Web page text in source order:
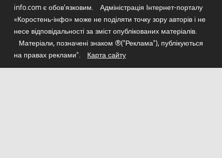
info.com є обов'язковим.
Адміністрація Інтернет-порталу
«Коростень-інфо» може не поділяти точку зору авторів і не
несе відповідальності за зміст опублікованих матеріалів.
Матеріали, позначені знаком ®("Реклама"), публікуються
на правах реклами".
Карта сайту